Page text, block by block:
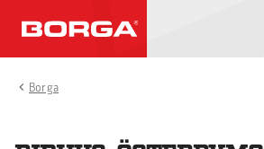
Borga